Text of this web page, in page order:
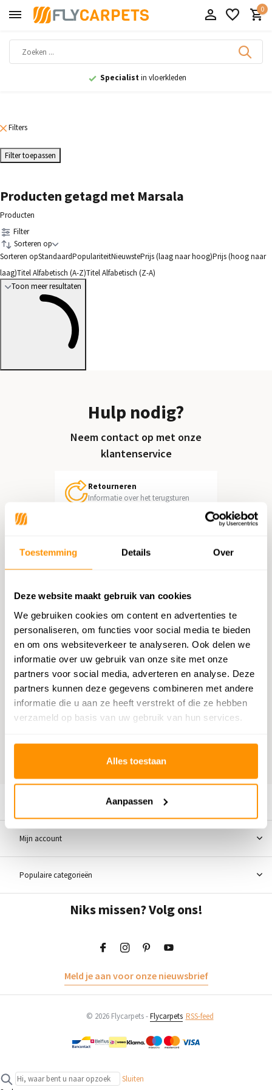
Toestemming Details Over
Deze website maakt gebruik van cookies
We gebruiken cookies om content en advertenties te
personaliseren, om functies voor social media te bieden
en om ons websiteverkeer te analyseren. Ook delen we
informatie over uw gebruik van onze site met onze
partners voor social media, adverteren en analyse. Deze
partners kunnen deze gegevens combineren met andere
informatie die u aan ze heeft verstrekt of die ze hebben
verzameld op basis van uw gebruik van hun services.
Alles toestaan
Aanpassen
0
Specialistin vloerkleden
Filters
Filter toepassen
Producten getagd met Marsala
Producten
Filter
Sorteren op
Sorteren opStandaardPopulariteitNieuwstePrijs (laag naar hoog)Prijs (hoog naar
laag)Titel Alfabetisch (A-Z)Titel Alfabetisch (Z-A)
Toon meer resultaten
Hulp nodig?
Neem contact op met onze
klantenservice
Retourneren
Informatie over het terugsturen
Chatten met een medewerker
vragen@flycarpets.nl
Telefonisch contact
Bel ons op 020 - 261 47 23
Bestelling volgen
Volg uw bestelling
Benieuwd wat anderen vinden?
Wij scoren een9,1opWebwinkelkeur
Mijn account
Populaire categorieën
Niks missen? Volg ons!
Meld je aan voor onze nieuwsbrief
© 2026 Flycarpets -Flycarpets RSS-feed
Sluiten